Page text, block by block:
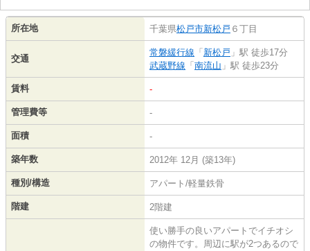
所在地 千葉県松戸市新松戸 ６丁目
交通
常磐緩行線 「 新松戸 」駅 徒歩17分
武蔵野線 「 南流山 」駅 徒歩23分
賃料 -
管理費等 -
面積 -
築年数 2012年 12月 (築13年)
種別/構造 アパート/軽量鉄骨
階建 2階建
使い勝手の良いアパートでイチオシ
の物件です。周辺に駅が2つあるので